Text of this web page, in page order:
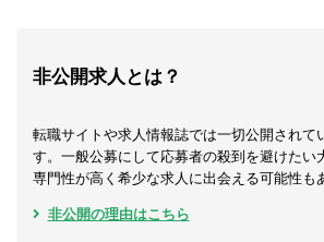
非公開求人とは？
転職サイトや求人情報誌では一切公開されて
す。一般公募にして応募者の殺到を避けたい
専門性が高く希少な求人に出会える可能性も
非公開の理由はこちら